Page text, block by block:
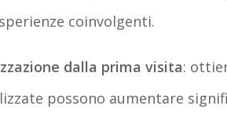
coinvolgenti.
dalla prima visita:
possono aumentare